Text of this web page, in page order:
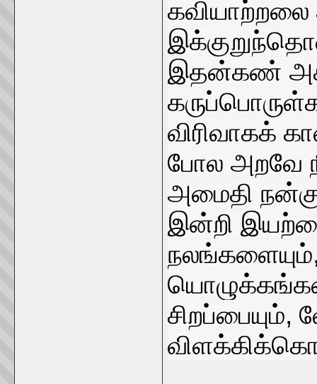
இதன்கண்
விரிவாகக்
போல அறவே
அமைதி
இன்றி
சிறப்பையும்,